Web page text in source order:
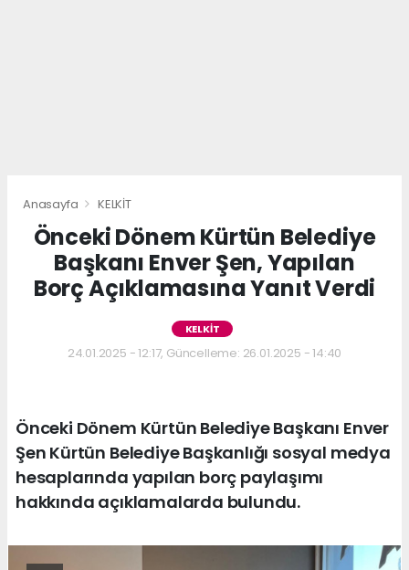
Anasayfa KELKİT
Önceki Dönem Kürtün Belediye
Başkanı Enver Şen, Yapılan
Borç Açıklamasına Yanıt Verdi
KELKİT
24.01.2025 - 12:17, Güncelleme: 26.01.2025 - 14:40
Önceki Dönem Kürtün Belediye Başkanı Enver
Şen Kürtün Belediye Başkanlığı sosyal medya
hesaplarında yapılan borç paylaşımı
hakkında açıklamalarda bulundu.